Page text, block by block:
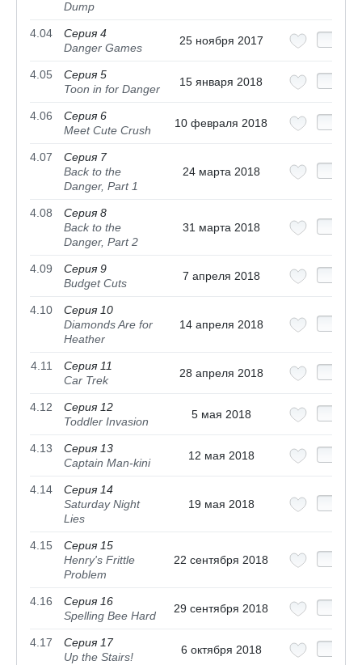
Dump
4.04
Серия 4
Danger Games
25 ноября 2017
4.05
Серия 5
Toon in for Danger
15 января 2018
4.06
Серия 6
Meet Cute Crush
10 февраля 2018
4.07
Серия 7
Back to the
Danger, Part 1
24 марта 2018
4.08
Серия 8
Back to the
Danger, Part 2
31 марта 2018
4.09
Серия 9
Budget Cuts
7 апреля 2018
4.10
Серия 10
Diamonds Are for
Heather
14 апреля 2018
4.11
Серия 11
Car Trek
28 апреля 2018
4.12
Серия 12
Toddler Invasion
5 мая 2018
4.13
Серия 13
Captain Man-kini
12 мая 2018
4.14
Серия 14
Saturday Night
Lies
19 мая 2018
4.15
Серия 15
Henry's Frittle
Problem
22 сентября 2018
4.16
Серия 16
Spelling Bee Hard
29 сентября 2018
4.17
Серия 17
Up the Stairs!
6 октября 2018